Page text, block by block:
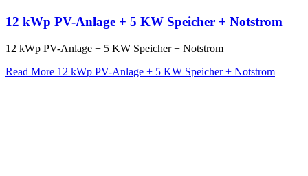
12 kWp PV-Anlage + 5 KW Speicher + Notstrom
12 kWp PV-Anlage + 5 KW Speicher + Notstrom
Read More 12 kWp PV-Anlage + 5 KW Speicher + Notstrom